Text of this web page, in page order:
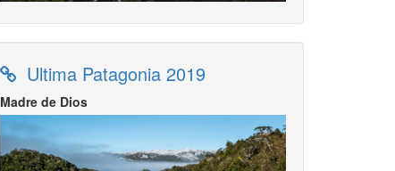
Ultima Patagonia 2019
Madre de Dios